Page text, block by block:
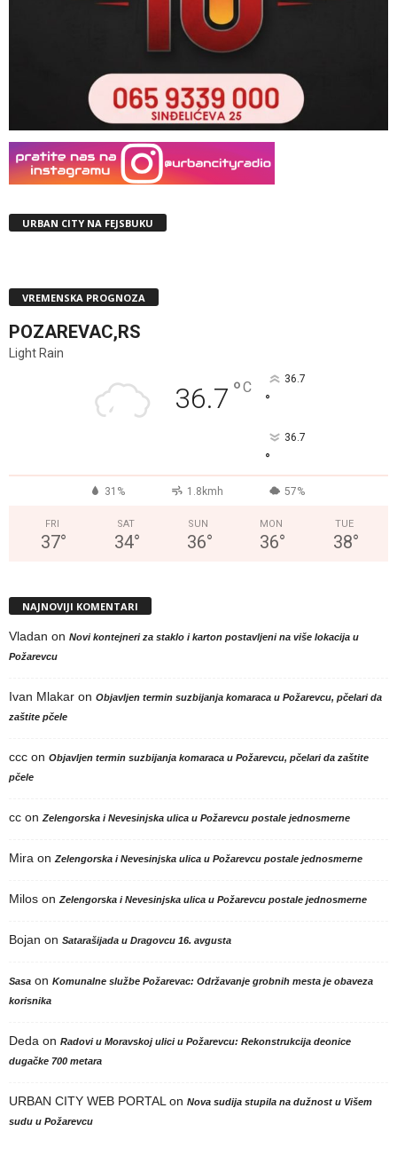
URBAN CITY NA FEJSBUKU
VREMENSKA PROGNOZA
POZAREVAC,RS
Light Rain
36.7 °C 36.7
°
36.7
°
31% 1.8kmh 57%
FRI
37°
SAT
34°
SUN
36°
MON
36°
TUE
38°
NAJNOVIJI KOMENTARI
Vladan on Novi kontejneri za staklo i karton postavljeni na više lokacija u
Požarevcu
Ivan Mlakar on Objavljen termin suzbijanja komaraca u Požarevcu, pčelari da
zaštite pčele
ccc on Objavljen termin suzbijanja komaraca u Požarevcu, pčelari da zaštite
pčele
cc onZelengorska i Nevesinjska ulica u Požarevcu postale jednosmerne
Mira onZelengorska i Nevesinjska ulica u Požarevcu postale jednosmerne
Milos onZelengorska i Nevesinjska ulica u Požarevcu postale jednosmerne
Bojan on Satarašijada u Dragovcu 16. avgusta
Sasa on Komunalne službe Požarevac: Održavanje grobnih mesta je obaveza
korisnika
Deda on Radovi u Moravskoj ulici u Požarevcu: Rekonstrukcija deonice
dugačke 700 metara
URBAN CITY WEB PORTALon Nova sudija stupila na dužnost u Višem
sudu u Požarevcu